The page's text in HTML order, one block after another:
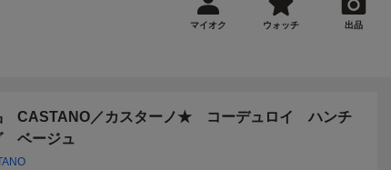
マイオク ウォッチ 出品
CASTANO／カスターノ★ コーデュロイ ハンチ
ベージュ